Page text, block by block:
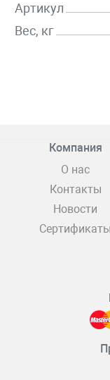
Артикул
Вес, кг
Компания
О нас
Контакты
Новости
Сертификаты